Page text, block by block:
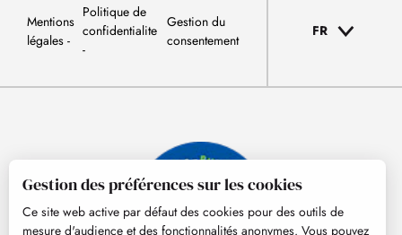
Mentions
légales
Politique de
confidentialite
Gestion du
consentement
FR
Gestion des préférences sur les cookies
Ce site web active par défaut des cookies pour des outils de
mesure d'audience et des fonctionnalités anonymes. Vous pouvez